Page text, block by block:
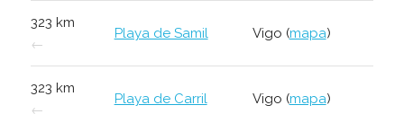
323 km
←
Playa de Samil Vigo (mapa)
323 km
←
Playa de Carril Vigo (mapa)